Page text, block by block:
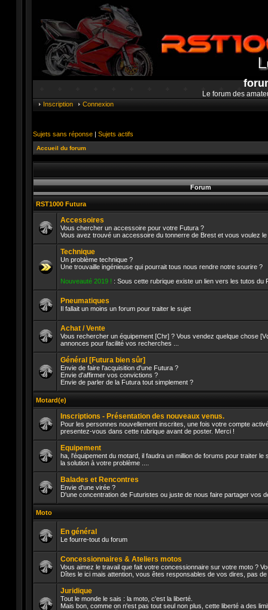
Le forum des
Inscription Connexion
Sujets sans réponse | Sujets actifs
Accueil du forum
Forum
RST1000 Futura
Aucun
message
non
Accessoires
Vous chercher un accessoire pour votre Futura ?
Vous avez trouvé un accessoire du tonnerre de Brest et vous voulez
Aucun
message
non
Technique
Un problème technique ?
Une trouvaille ingénieuse qui pourrait tous nous rendre notre sourire ?
Nouveauté 2019 ! : Sous cette rubrique existe un lien vers les tutos du
message
non
Pneumatiques
Il fallait un moins un forum pour traiter le sujet
Aucun
message
non
Achat / Vente
Vous rechercher un équipement [Chr] ? Vous vendez quelque chose
annonces pour facilité vos recherches ...
Aucun
message
lu
Général [Futura bien sûr]
Envie de faire l'acquisition d'une Futura ?
Envie d'affirmer vos convictions ?
Envie de parler de la Futura tout simplement ?
Motard(e)
Aucun
message
non
Inscriptions - Présentation des nouveaux venus.
Pour les personnes nouvellement inscrites, une fois votre compte
presentez-vous dans cette rubrique avant de poster. Merci !
Aucun
message
non
Equipement
ha, l'équipement du motard, il faudra un million de forums pour traiter le
la solution à votre problème ....
Aucun
message
lu
Balades et Rencontres
Envie d'une virée ?
D'une concentration de Futuristes ou juste de nous faire partager vos
Moto
message
non
En général
Le fourre-tout du forum
Aucun
message
non
Concessionnaires & Ateliers motos
Vous aimez le travail que fait votre concessionnaire sur votre moto ?
Dîtes le ici mais attention, vous êtes responsables de vos dires, pas
Juridique
Tout le monde le sais : la moto, c'est la liberté.
Mais bon, comme on n'est pas tout seul non plus, cette liberté a des